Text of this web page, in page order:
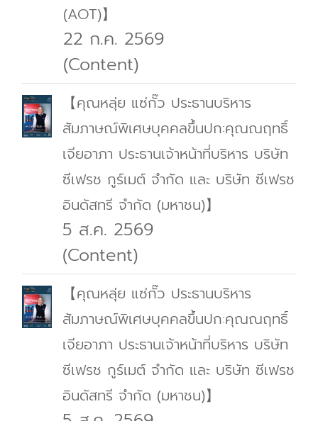
(AOT)】
22 ก.ค. 2569
(Content)
【คุณหลุ่ย แซ่กั๊ว ประธานบริหาร
สัมภาษณ์พิเศษบุคคลขึ้นปก:คุณณฤทธิ์
เจียอาภา ประธานเจ้าหน้าที่บริหาร บริษัท
ซีเฟรช กูร์เมต์ จำกัด และ บริษัท ซีเฟรช
อินดัสทรี จำกัด (มหาชน)】
5 ส.ค. 2569
(Content)
【คุณหลุ่ย แซ่กั๊ว ประธานบริหาร
สัมภาษณ์พิเศษบุคคลขึ้นปก:คุณณฤทธิ์
เจียอาภา ประธานเจ้าหน้าที่บริหาร บริษัท
ซีเฟรช กูร์เมต์ จำกัด และ บริษัท ซีเฟรช
อินดัสทรี จำกัด (มหาชน)】